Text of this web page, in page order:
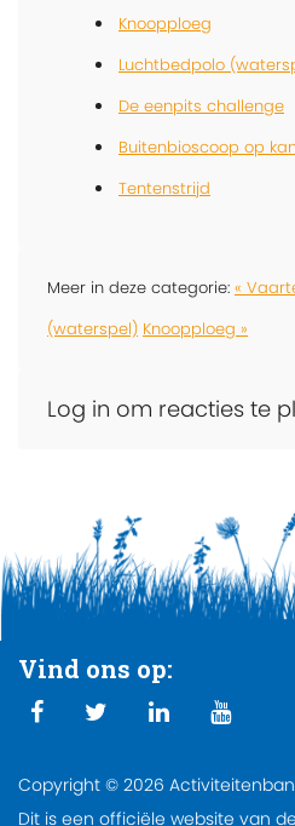
Knoopploeg
Luchtbedpolo
De eenpits challenge
Buitenbioscoop op
Tentenstrijd
Meer in deze categorie: «
(waterspel) Knoopploeg »
Log in om reacties te
Vind ons op:
Copyright © 2026
Dit is een officiële website van